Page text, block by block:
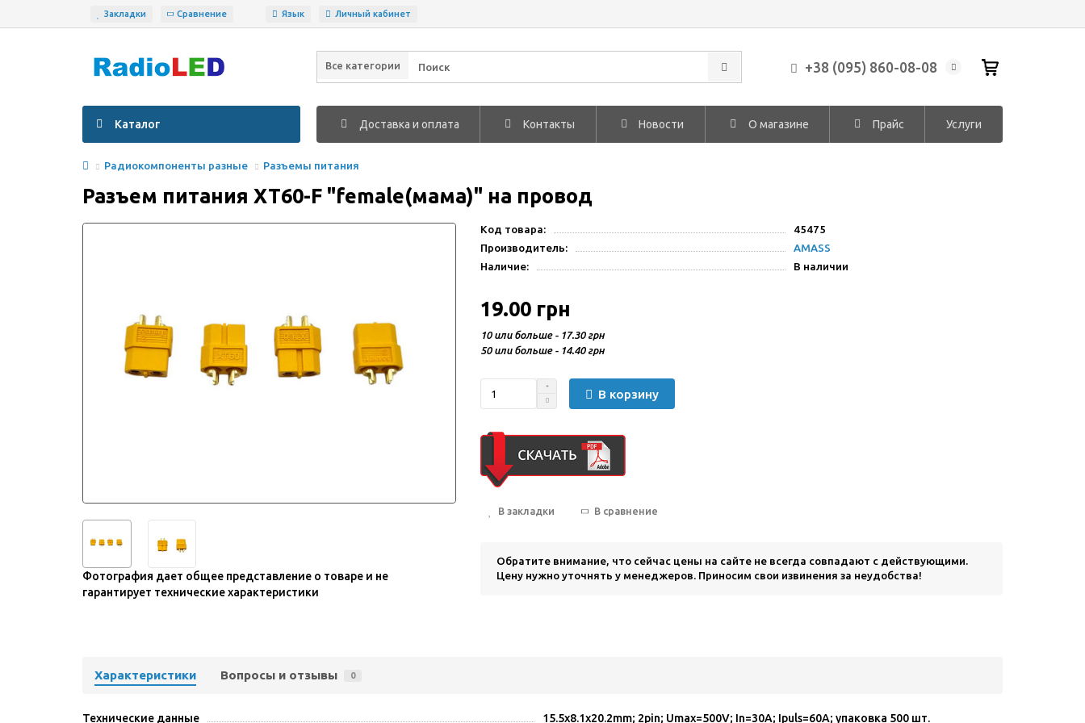
Закладки Сравнение Язык Личный кабинет
Все категории +38 (095) 860-08-08
Каталог Доставка и оплата Контакты Новости О магазине Прайс Услуги
Радиокомпоненты разные Разъемы питания
Разъем питания XT60-F "female(мама)" на провод
Фотография дает общее представление о товаре и не
гарантирует технические характеристики
Код товара:
45475
Производитель:
AMASS
Наличие:
В наличии
19.00 грн
10 или больше - 17.30 грн
50 или больше - 14.40 грн
В корзину
В закладки В сравнение
Обратите внимание, что сейчас цены на сайте не всегда совпадают с действующими.
Цену нужно уточнять у менеджеров. Приносим свои извинения за неудобства!
Характеристики Вопросы и отзывы 0
Технические данные 15.5x8.1x20.2mm; 2pin; Umax=500V; In=30A; Ipuls=60A; упаковка 500 шт.